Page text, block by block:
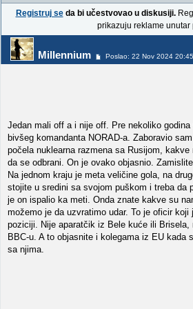
Registruj seda bi učestvovao u diskusiji.
prikazuju reklame unutar
Millennium Poslao: 22 Nov 2024 20:45
Jedan mali off a i nije off. Pre nekoliko
bivšeg komandanta NORAD-a. Zaboravio
počela nuklearna razmena sa Rusijom,
da se odbrani. On je ovako objasnio.
Na jednom kraju je meta veličine gola, na
stojite u sredini sa svojom puškom i treba da
je on ispalio ka meti. Onda znate kakve su
možemo je da uzvratimo udar. To je oficir koji
poziciji. Nije aparatčik iz Bele kuće ili Brisela,
BBC-u. A to objasnite i kolegama iz EU kada
sa njima.